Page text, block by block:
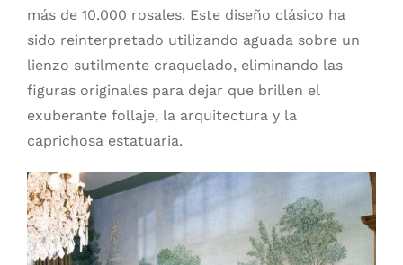
más de 10.000 rosales. Este diseño clásico ha
sido reinterpretado utilizando aguada sobre un
lienzo sutilmente craquelado, eliminando las
figuras originales para dejar que brillen el
exuberante follaje, la arquitectura y la
caprichosa estatuaria.